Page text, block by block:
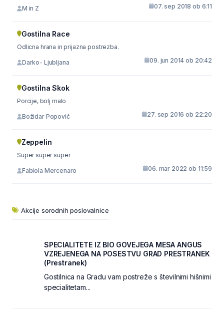
M in Z 07. sep 2018 ob 6:11
Gostilna Race
Odlicna hrana in prijazna postrezba.
Darko- Ljubljana 09. jun 2014 ob 20:42
Gostilna Skok
Porcije, bolj malo
Božidar Popovič 27. sep 2016 ob 22:20
Zeppelin
Super super super
Fabiola Mercenaro 06. mar 2022 ob 11:59
Akcije sorodnih poslovalnice
SPECIALITETE IZ BIO GOVEJEGA MESA ANGUS
VZREJENEGA NA POSESTVU GRAD PRESTRANEK
(Prestranek)
Gostilnica na Gradu vam postreže s številnimi hišnimi
specialitetam...